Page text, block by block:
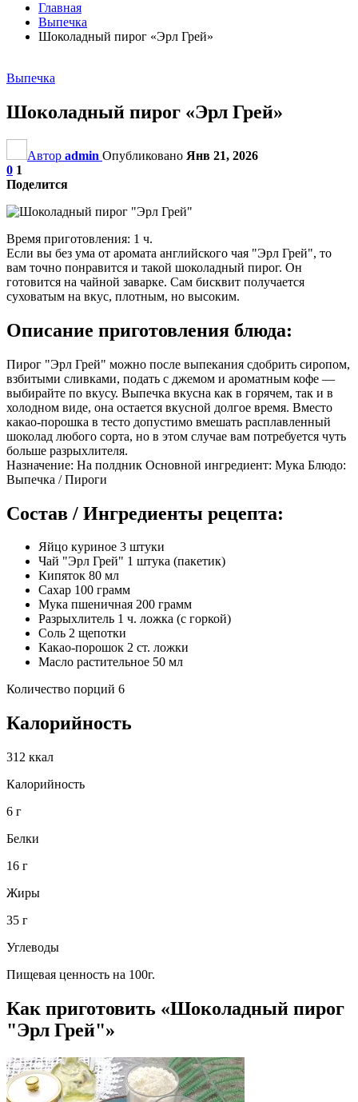
Главная
Выпечка
Шоколадный пирог «Эрл Грей»
Выпечка
Шоколадный пирог «Эрл Грей»
Автор admin Опубликовано Янв 21, 2026
0 1
Поделится
Время приготовления: 1 ч.
Если вы без ума от аромата английского чая "Эрл Грей", то
вам точно понравится и такой шоколадный пирог. Он
готовится на чайной заварке. Сам бисквит получается
суховатым на вкус, плотным, но высоким.
Описание приготовления блюда:
Пирог "Эрл Грей" можно после выпекания сдобрить сиропом,
взбитыми сливками, подать с джемом и ароматным кофе —
выбирайте по вкусу. Выпечка вкусна как в горячем, так и в
холодном виде, она остается вкусной долгое время. Вместо
какао-порошка в тесто допустимо вмешать расплавленный
шоколад любого сорта, но в этом случае вам потребуется чуть
больше разрыхлителя.
Назначение: На полдник Основной ингредиент: Мука Блюдо:
Выпечка / Пироги
Состав / Ингредиенты рецепта:
Яйцо куриное 3 штуки
Чай "Эрл Грей" 1 штука (пакетик)
Кипяток 80 мл
Сахар 100 грамм
Мука пшеничная 200 грамм
Разрыхлитель 1 ч. ложка (с горкой)
Соль 2 щепотки
Какао-порошок 2 ст. ложки
Масло растительное 50 мл
Количество порций 6
Калорийность
312 ккал
Калорийность
6 г
Белки
16 г
Жиры
35 г
Углеводы
Пищевая ценность на 100г.
Как приготовить «Шоколадный пирог
"Эрл Грей"»